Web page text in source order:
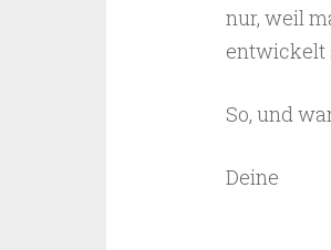
nur, weil
entwickelt
So, und
Deine